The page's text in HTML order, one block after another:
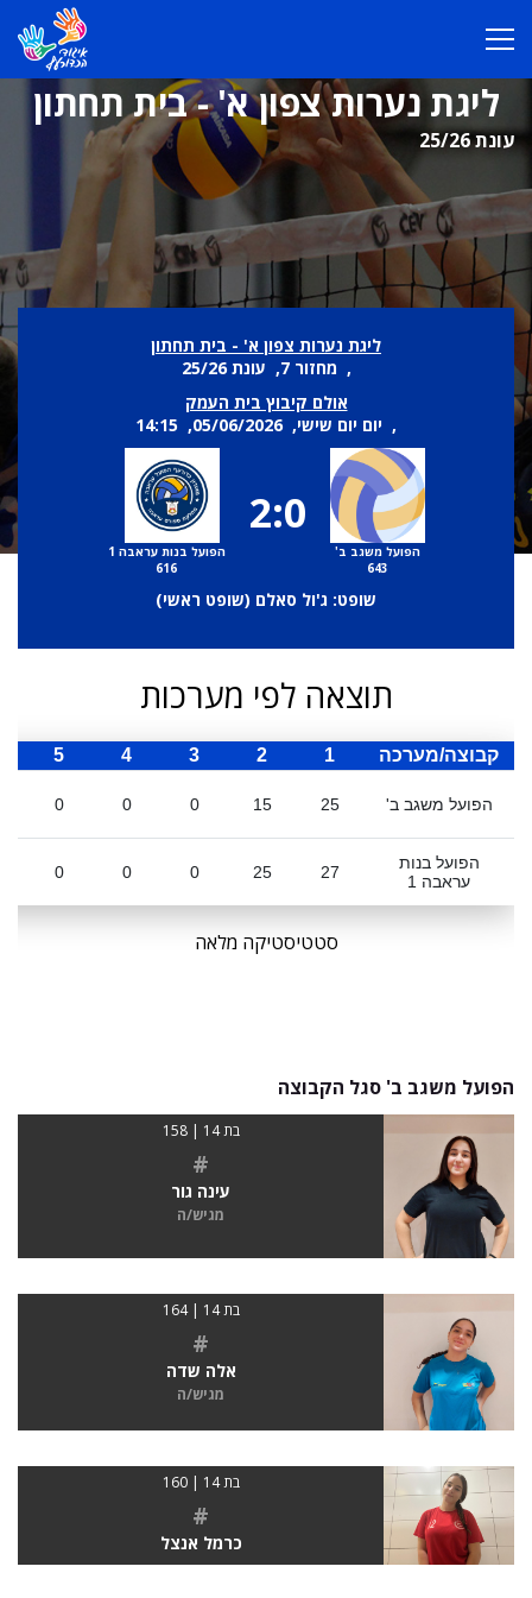
ליגת נערות צפון א' - בית תחתון
עונת 25/26
ליגת נערות צפון א' - בית תחתון
, מחזור 7, עונת 25/26
אולם קיבוץ בית העמק
, יום יום שישי, 05/06/2026, 14:15
הפועל משגב ב'
643
2:0
הפועל בנות עראבה 1
616
שופט: ג'ול סאלם (שופט ראשי)
תוצאה לפי מערכות
קבוצה/מערכה 1
2
3
4
5
הפועל משגב ב' 25
15
0
0
0
הפועל בנות
עראבה 1
27
25
0
0
0
סטטיסטיקה מלאה
הפועל משגב ב' סגל הקבוצה
בת 14 | 158
#
עינה גור
מגיש/ה
בת 14 | 164
#
אלה שדה
מגיש/ה
בת 14 | 160
#
כרמל אנצל